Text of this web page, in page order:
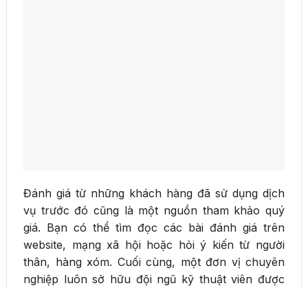
Đánh giá từ những khách hàng đã sử dụng dịch
vụ trước đó cũng là một nguồn tham khảo quý
giá. Bạn có thể tìm đọc các bài đánh giá trên
website, mạng xã hội hoặc hỏi ý kiến từ người
thân, hàng xóm. Cuối cùng, một đơn vị chuyên
nghiệp luôn sở hữu đội ngũ kỹ thuật viên được